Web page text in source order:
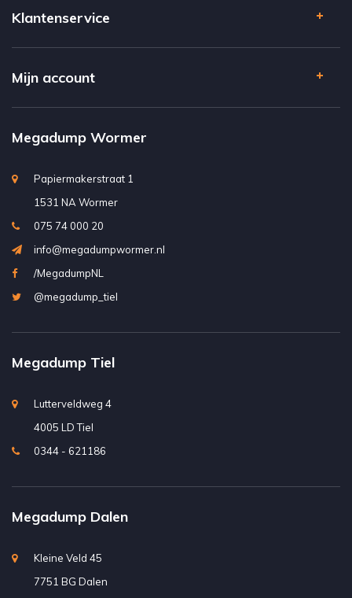
Klantenservice
Mijn account
Megadump Wormer
Papiermakerstraat 1
1531 NA Wormer
075 74 000 20
info@megadumpwormer.nl
/MegadumpNL
@megadump_tiel
Megadump Tiel
Lutterveldweg 4
4005 LD Tiel
0344 - 621186
Megadump Dalen
Kleine Veld 45
7751 BG Dalen